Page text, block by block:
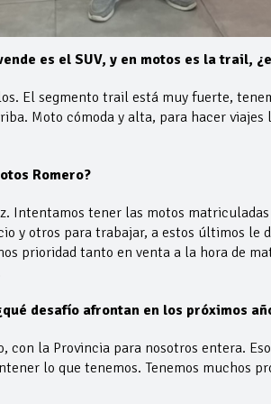
es el SUV, y en motos es la trail,
El segmento trail está muy fuerte,
Moto cómoda y alta, para hacer viajes
Romero?
Intentamos tener las motos
y otros para trabajar, a estos últimos le
prioridad tanto en venta a la hora de
desafío afrontan en los próximos
con la Provincia para nosotros entera.
lo que tenemos. Tenemos muchos